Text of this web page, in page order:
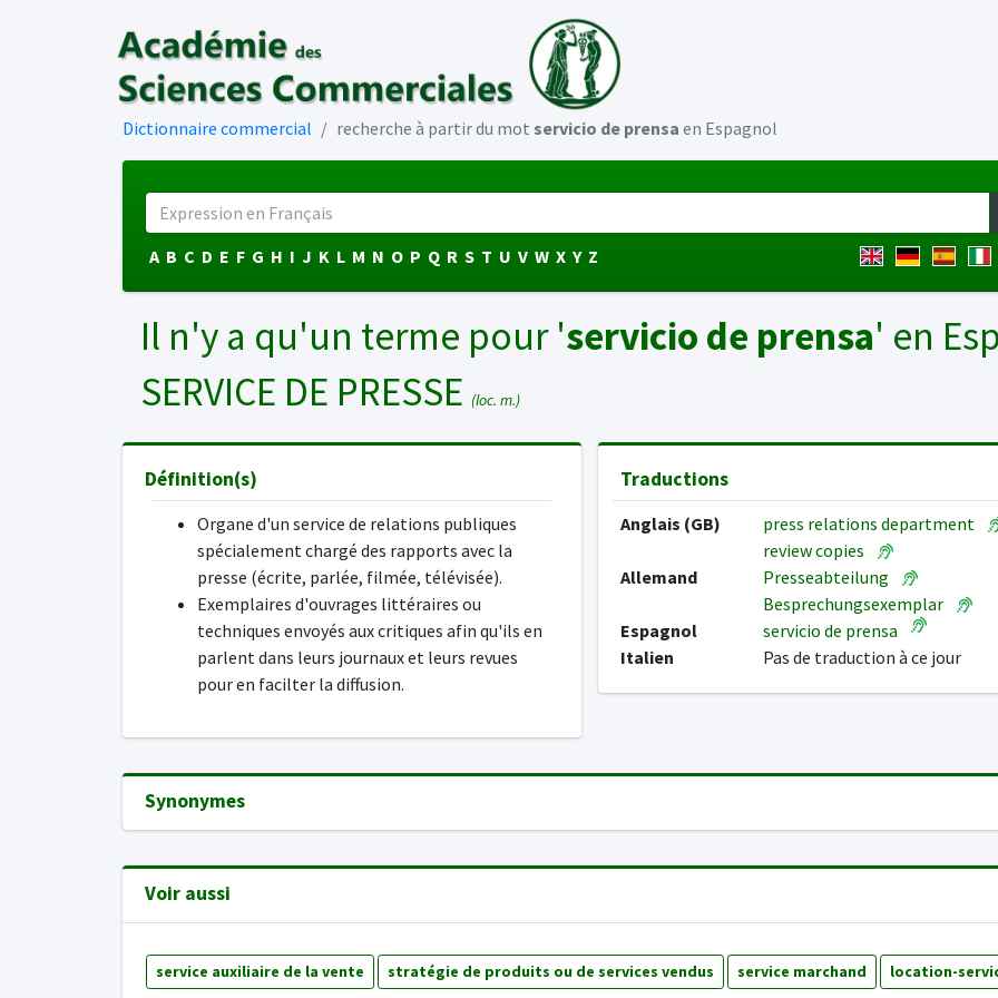
Dictionnaire commercial recherche à partir du mot servicio de prensa en Espagnol
A B C D E F G H I J K L M N O P Q R S T U V W X Y Z
Il n'y a qu'un terme pour 'servicio de prensa' en
SERVICE DE PRESSE (loc. m.)
Définition(s)
Organe d'un service de relations publiques
spécialement chargé des rapports avec la
presse (écrite, parlée, filmée, télévisée).
Exemplaires d'ouvrages littéraires ou
techniques envoyés aux critiques afin qu'ils en
parlent dans leurs journaux et leurs revues
pour en facilter la diffusion.
Traductions
Anglais (GB)
press relations department
review copies
Allemand
Presseabteilung
Besprechungsexemplar
Espagnol
servicio de prensa
Italien
Pas de traduction à ce jour
Synonymes
Voir aussi
service auxiliaire de la vente stratégie de produits ou de services vendus service marchand location-